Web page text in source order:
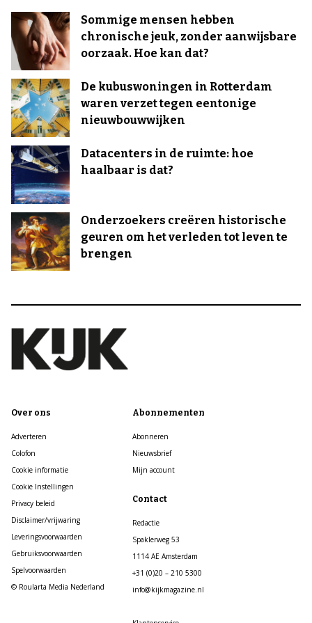
Sommige mensen hebben
chronische jeuk, zonder aanwijsbare
oorzaak. Hoe kan dat?
De kubuswoningen in Rotterdam
waren verzet tegen eentonige
nieuwbouwwijken
Datacenters in de ruimte: hoe
haalbaar is dat?
Onderzoekers creëren historische
geuren om het verleden tot leven te
brengen
Over ons
Adverteren
Colofon
Cookie informatie
Cookie Instellingen
Privacy beleid
Disclaimer/vrijwaring
Leveringsvoorwaarden
Gebruiksvoorwaarden
Spelvoorwaarden
© Roularta Media Nederland
Abonnementen
Abonneren
Nieuwsbrief
Mijn account
Contact
Redactie
Spaklerweg 53
1114 AE Amsterdam
+31 (0)20 – 210 5300
info@kijkmagazine.nl